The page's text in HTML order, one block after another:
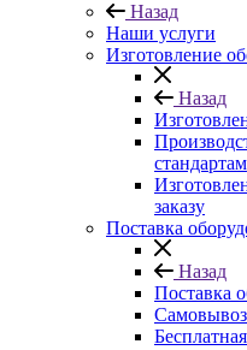
Назад
Наши услуги
Изготовление
Назад
стандартам
заказу
Поставка
Назад
Поставка
Самовывоз